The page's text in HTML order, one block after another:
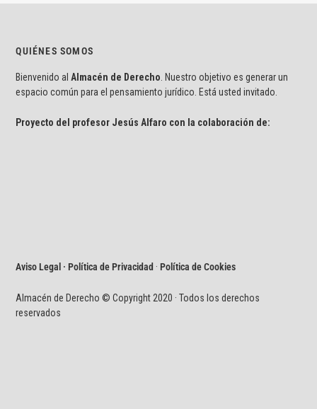
QUIÉNES SOMOS
Bienvenido al Almacén de Derecho . Nuestro objetivo es generar un
espacio común para el pensamiento jurídico. Está usted invitado.
Proyecto del profesor Jesús Alfaro con la colaboración de:
Aviso Legal · Política de Privacidad ·Política de Cookies
Almacén de Derecho © Copyright 2020 · Todos los derechos
reservados